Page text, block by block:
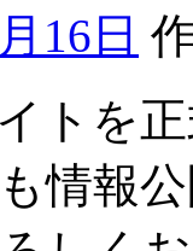
16日
トを
情報